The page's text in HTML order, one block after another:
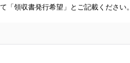
「領収書発行希望」とご記載ください。